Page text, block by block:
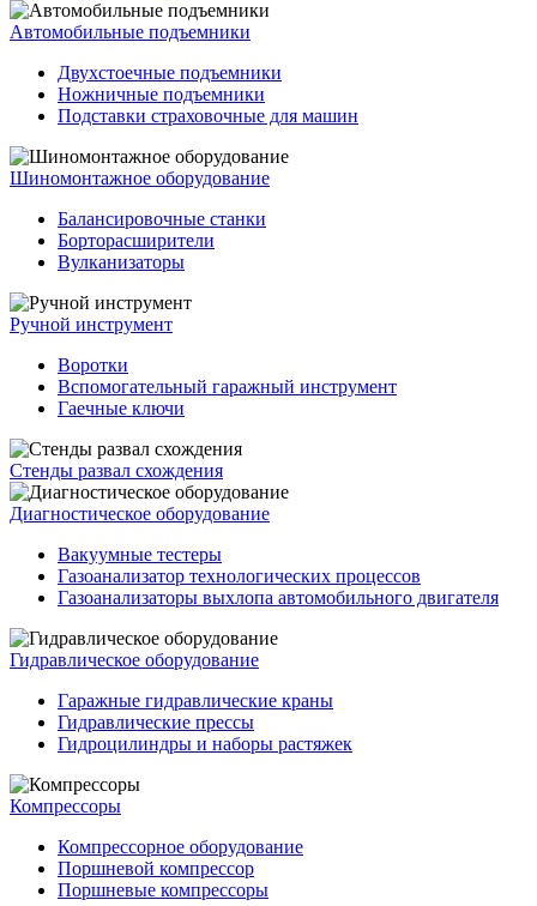
Автомобильные подъемники
Двухстоечные подъемники
Ножничные подъемники
Подставки страховочные для машин
Шиномонтажное оборудование
Балансировочные станки
Борторасширители
Вулканизаторы
Ручной инструмент
Воротки
Вспомогательный гаражный инструмент
Гаечные ключи
Стенды развал схождения
Диагностическое оборудование
Вакуумные тестеры
Газоанализатор технологических процессов
Газоанализаторы выхлопа автомобильного двигателя
Гидравлическое оборудование
Гаражные гидравлические краны
Гидравлические прессы
Гидроцилиндры и наборы растяжек
Компрессоры
Компрессорное оборудование
Поршневой компрессор
Поршневые компрессоры